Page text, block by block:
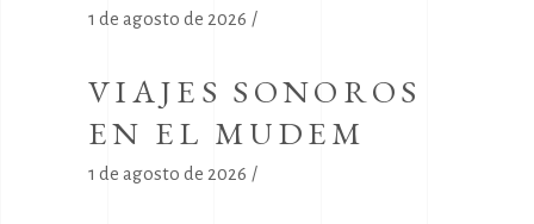
1 de agosto de 2026
VIAJES SONOROS
EN EL MUDEM
1 de agosto de 2026